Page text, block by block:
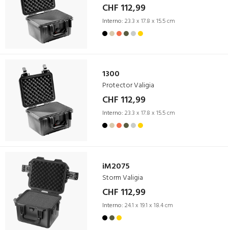
CHF 112,99
Interno: 23.3 x 17.8 x 15.5 cm
1300
Protector Valigia
CHF 112,99
Interno: 23.3 x 17.8 x 15.5 cm
iM2075
Storm Valigia
CHF 112,99
Interno: 24.1 x 19.1 x 18.4 cm